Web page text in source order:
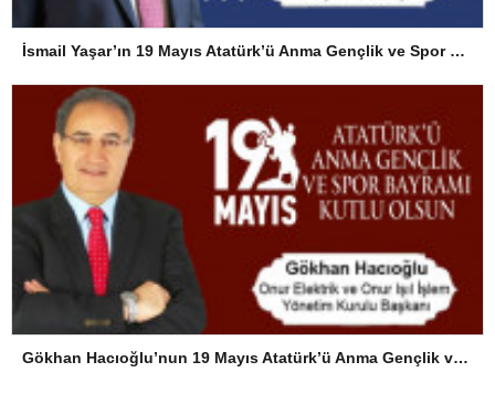
İsmail Yaşar’ın 19 Mayıs Atatürk’ü Anma Gençlik ve Spor Bayramı Mesajı
Gökhan Hacıoğlu’nun 19 Mayıs Atatürk’ü Anma Gençlik ve Spor Bayramı Mesajı